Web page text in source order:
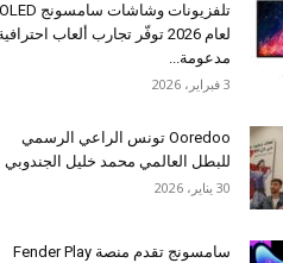
تلفزيونات وشاشات سامسونج OLED
لعام 2026 توفّر تجارب ألعاب
مدعومة...
3 فبراير، 2026
Ooredoo تونس الراعي الرسمي
للبطل العالمي محمد خليل الجندوبي
30 يناير، 2026
سامسونج تقدم منصة Fender Play